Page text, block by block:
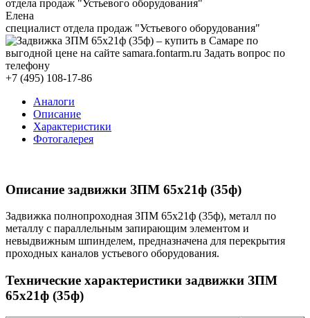
Елена
специалист отдела продаж "Устьевого оборудования"
+7 (495) 108-17-86
Аналоги
Описание
Характеристики
Фотогалерея
Описание задвижки ЗПМ 65х21ф (35ф)
Задвижка полнопроходная ЗПМ 65х21ф (35ф), металл по
металлу с параллельным запирающим элементом и
невыдвижным шпинделем, предназначена для перекрытия
проходных каналов устьевого оборудования.
Технические характеристики задвижки ЗПМ
65х21ф (35ф)